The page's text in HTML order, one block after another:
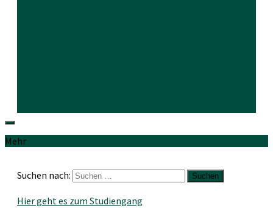
Mehr
Suchen nach:
Hier geht es zum Studiengang